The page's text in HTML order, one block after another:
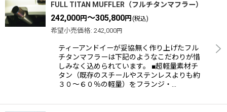
FULL TITAN MUFFLER（フルチタンマフラー）
242,000円～305,800円 (税込)
希望小売価格: 242,000円
ティーアンドイーが妥協無く作り上げたフル
チタンマフラーは下記のようなこだわりが惜
しみなく込められています。 ■超軽量素材チ
タン（既存のスチールやステンレスよりも約
３０〜６０％の軽量）をフランジ・…